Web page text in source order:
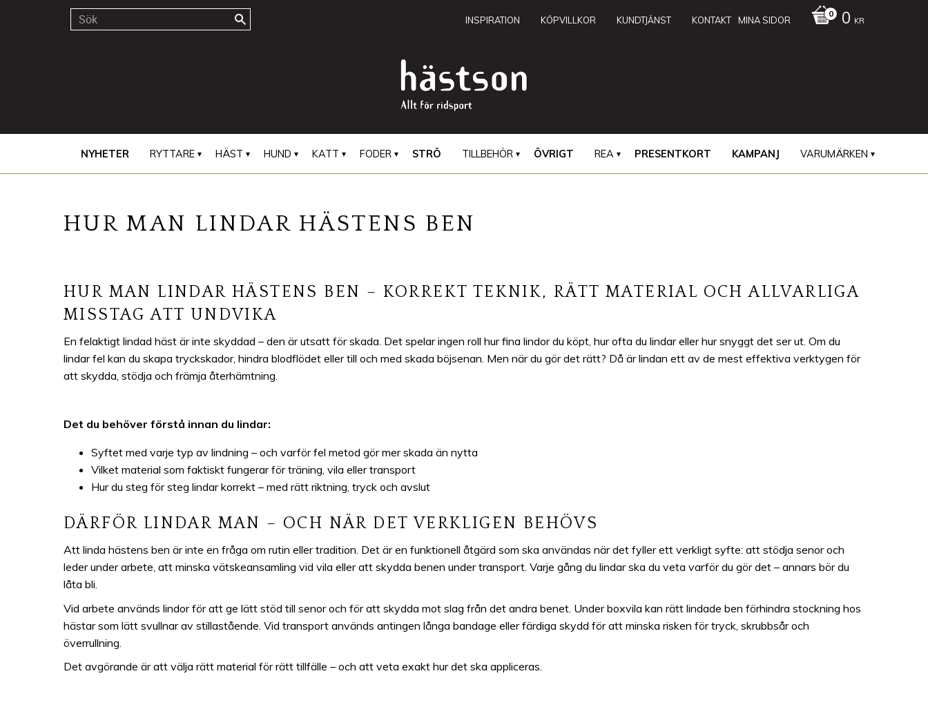
MINA SIDOR
KONTAKT
KUNDTJÄNST
KÖPVILLKOR
INSPIRATION 0 KR
NYHETER RYTTARE HÄST HUND KATT FODER STRÖ TILLBEHÖR ÖVRIGT REA PRESENTKORT KAMPANJ VARUMÄRKEN
HUR MAN LINDAR HÄSTENS BEN
HUR MAN LINDAR HÄSTENS BEN – KORREKT TEKNIK, RÄTT MATERIAL OCH ALLVARLIGA
MISSTAG ATT UNDVIKA
En felaktigt lindad häst är inte skyddad – den är utsatt för skada. Det spelar ingen roll hur fina lindor du köpt, hur ofta du lindar eller hur snyggt det ser ut. Om du
lindar fel kan du skapa tryckskador, hindra blodflödet eller till och med skada böjsenan. Men när du gör det rätt? Då är lindan ett av de mest effektiva verktygen för
att skydda, stödja och främja återhämtning.
Det du behöver förstå innan du lindar:
Syftet med varje typ av lindning – och varför fel metod gör mer skada än nytta
Vilket material som faktiskt fungerar för träning, vila eller transport
Hur du steg för steg lindar korrekt – med rätt riktning, tryck och avslut
DÄRFÖR LINDAR MAN – OCH NÄR DET VERKLIGEN BEHÖVS
Att linda hästens ben är inte en fråga om rutin eller tradition. Det är en funktionell åtgärd som ska användas när det fyller ett verkligt syfte: att stödja senor och
leder under arbete, att minska vätskeansamling vid vila eller att skydda benen under transport. Varje gång du lindar ska du veta varför du gör det – annars bör du
låta bli.
Vid arbete används lindor för att ge lätt stöd till senor och för att skydda mot slag från det andra benet. Under boxvila kan rätt lindade ben förhindra stockning hos
hästar som lätt svullnar av stillastående. Vid transport används antingen långa bandage eller färdiga skydd för att minska risken för tryck, skrubbsår och
överrullning.
Det avgörande är att välja rätt material för rätt tillfälle – och att veta exakt hur det ska appliceras.